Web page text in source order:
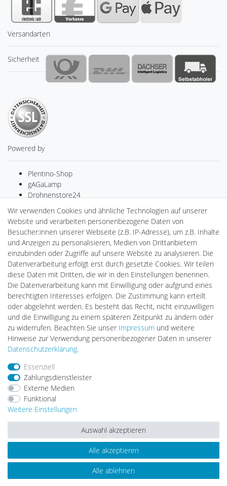
Versandarten
Sicherheit
Powered by
Plentino-Shop
gAGaLamp
Drohnenstore24
MeinUSB
Batteriespeicher
PlentiSolar
Gebrauchtlicht
Ledkauf
DEYESOLAR
Lightech Connect
CardanLight Europe
FORTIMO LEDs
LED-RETROSHOP
Wallbox24
Impressum
Barrierefreiheitserklärung
Vertrag widerrufen
© Copyright 2026 | Alle Rechte vorbehalten.
Wir verwenden Cookies und ähnliche Technologien auf unserer
Website und verarbeiten personenbezogene Daten von
Besucher:innen unserer Webseite (z.B. IP-Adresse), um z.B. Inhalte
und Anzeigen zu personalisieren, Medien von Drittanbietern
einzubinden oder Zugriffe auf unsere Website zu analysieren. Die
Datenverarbeitung erfolgt erst durch gesetzte Cookies. Wir teilen
diese Daten mit Dritten, die wir in den Einstellungen benennen.
Die Datenverarbeitung kann mit Einwilligung oder aufgrund eines
berechtigten Interesses erfolgen. Die Zustimmung kann erteilt
oder abgelehnt werden. Es besteht das Recht, nicht einzuwilligen
und die Einwilligung zu einem späteren Zeitpunkt zu ändern oder
zu widerrufen. Beachten Sie unser Impressum und weitere
Hinweise zur Verwendung personenbezogener Daten in unserer
Daten­schutz­erklärung.
Essenziell
Zahlungsdienstleister
Externe Medien
Funktional
Weitere Einstellungen
Alle akzeptieren
Alle ablehnen
Auswahl akzeptieren